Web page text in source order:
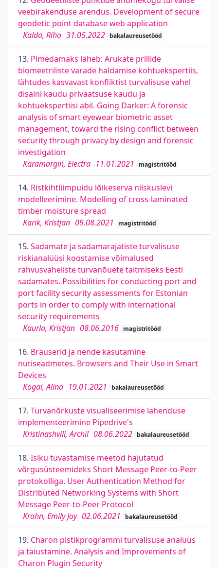
veebirakenduse arendus. Development of secure
geodetic point database web application
Kalda, Riho 31.05.2022 bakalaureusetööd
13. Pimedamaks läheb: Arukate prillide
biomeetriliste varade haldamise kohtuekspertiis,
lähtudes kasvavast konfliktist turvalisuse vahel
disaini kaudu privaatsuse kaudu ja
kohtuekspertiisi abil. Going Darker: A forensic
analysis of smart eyewear biometric asset
management, toward the rising conflict between
security through privacy by design and forensic
investigation
Karamargin, Electra 11.01.2021 magistritööd
14. Ristkihtliimpuidu lõikeserva niiskuslevi
modelleerimine. Modelling of cross-laminated
timber moisture spread
Karik, Kristjan 09.08.2021 magistritööd
15. Sadamate ja sadamarajatiste turvalisuse
riskianalüüsi koostamise võimalused
rahvusvaheliste turvanõuete täitmiseks Eesti
sadamates. Possibilities for conducting port and
port facility security assessments for Estonian
ports in order to comply with international
security requirements
Kaurla, Kristjan 08.06.2016 magistritööd
16. Brauserid ja nende kasutamine
nutiseadmetes. Browsers and Their Use in Smart
Devices
Kogai, Alina 19.01.2021 bakalaureusetööd
17. Turvanõrkuste visualiseerimise lahenduse
implementeerimine Pipedrive's
Kristinashvili, Archil 08.06.2022 bakalaureusetööd
18. Isiku tuvastamise meetod hajutatud
võrgusüsteemideks Short Message Peer-to-Peer
protokolliga. User Authentication Method for
Distributed Networking Systems with Short
Message Peer-to-Peer Protocol
Krohn, Emily Joy 02.06.2021 bakalaureusetööd
19. Charon pistikprogrammi turvalisuse analüüs
ja täiustamine. Analysis and Improvements of
Charon Plugin Security